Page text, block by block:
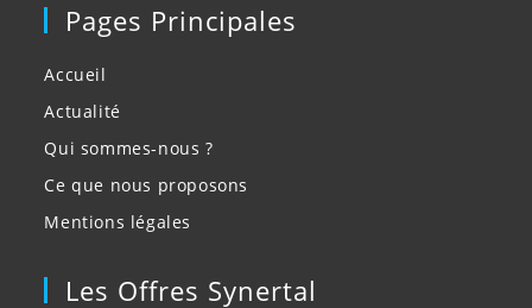
Pages Principales
Accueil
Actualité
Qui sommes-nous ?
Ce que nous proposons
Mentions légales
Les Offres Synertal